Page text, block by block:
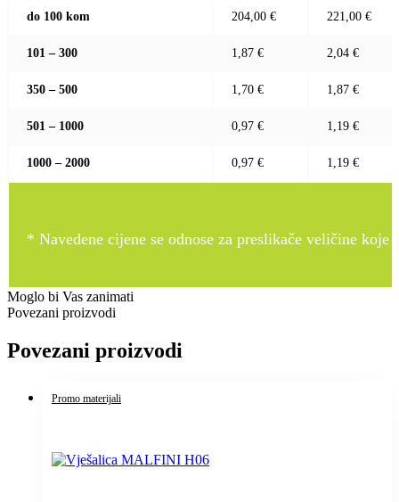
do 100 kom 204,00 € 221,00 €
101 – 300 1,87 € 2,04 €
350 – 500 1,70 € 1,87 €
501 – 1000 0,97 € 1,19 €
1000 – 2000 0,97 € 1,19 €
* Navedene cijene se odnose za preslikače veličine
Moglo bi Vas zanimati
Povezani proizvodi
Povezani proizvodi
Promo materijali